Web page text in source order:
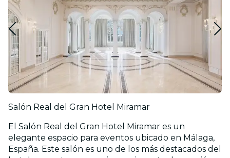
Salón Real del Gran Hotel Miramar
El Salón Real del Gran Hotel Miramar es un
elegante espacio para eventos ubicado en Málaga,
España. Este salón es uno de los más destacados del